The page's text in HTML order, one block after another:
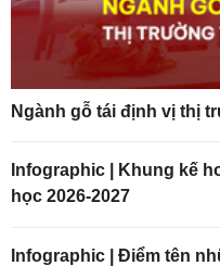
Ngành gỗ tái định vị thị
Infographic | Khung kế
học 2026-2027
Infographic | Điểm tên